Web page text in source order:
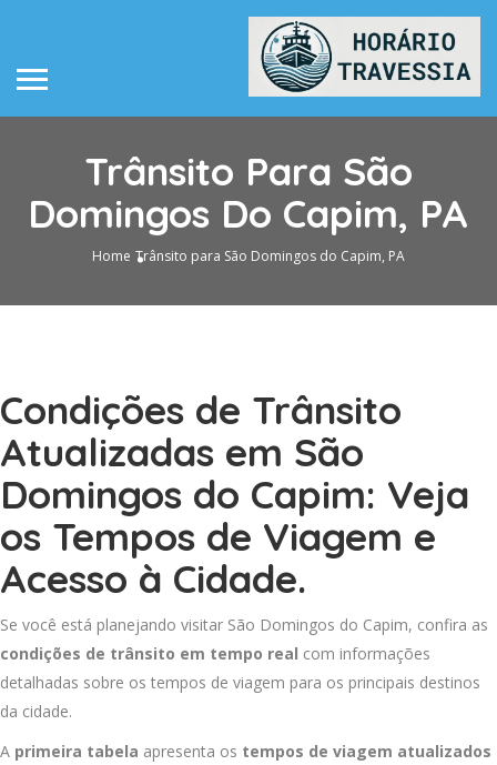
Trânsito Para São
Domingos Do Capim, PA
Home Trânsito para São Domingos do Capim, PA
Condições de Trânsito
Atualizadas em São
Domingos do Capim: Veja
os Tempos de Viagem e
Acesso à Cidade.
Se você está planejando visitar São Domingos do Capim, confira as
condições de trânsito em tempo real com informações
detalhadas sobre os tempos de viagem para os principais destinos
da cidade.
A primeira tabela apresenta os tempos de viagem atualizados